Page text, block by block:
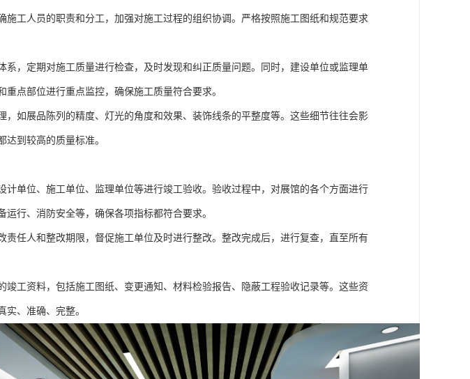
施工人员的职责和分工，加强对施工过程的组织协调。严格按照施工图纸和规范要求
系，定期对施工质量进行检查，及时发现和纠正质量问题。同时，建设单位或监理单
点部位进行重点监控，确保施工质量符合要求。
，如展品陈列的精度、灯光的角度和效果、装饰线条的平整度等。这些细节往往会影
达到较高的质量标准。
计单位、施工单位、监理单位等进行竣工验收。验收过程中，对展馆的各个方面进行
行、消防安全等，确保各项指标都符合要求。
责任人和整改期限，督促施工单位及时进行整改。整改完成后，进行复查，直至所有
工资料，包括施工图纸、变更通知、材料检验报告、隐蔽工程验收记录等。这些资
、准确、完整。